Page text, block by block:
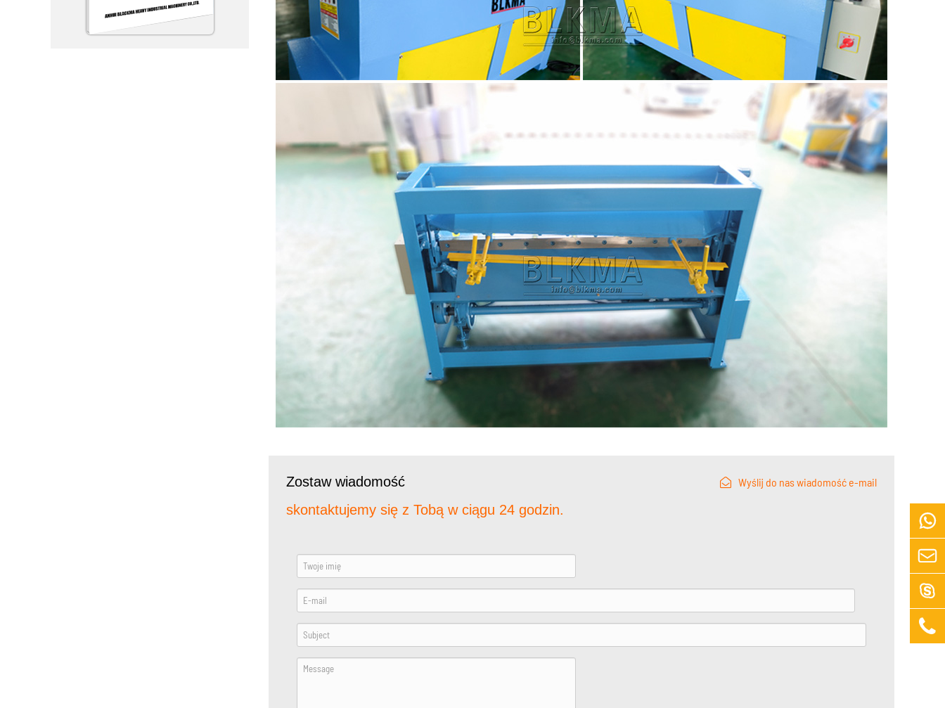
Zostaw wiadomość Wyślij do nas wiadomość e-mail
skontaktujemy się z Tobą w ciągu 24 godzin.



